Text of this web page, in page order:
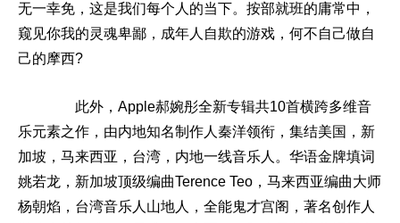
无一幸免，这是我们每个人的当下。按部就班的庸常中，
窥见你我的灵魂卑鄙，成年人自欺的游戏，何不自己做自
己的摩西?
此外，Apple郝婉彤全新专辑共10首横跨多维音
乐元素之作，由内地知名制作人秦洋领衔，集结美国，新
加坡，马来西亚，台湾，内地一线音乐人。华语金牌填词
姚若龙，新加坡顶级编曲Terence Teo，马来西亚编曲大师
杨朝焰，台湾音乐人山地人，全能鬼才宫阁，著名创作人